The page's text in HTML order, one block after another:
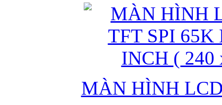
MÀN HÌNH